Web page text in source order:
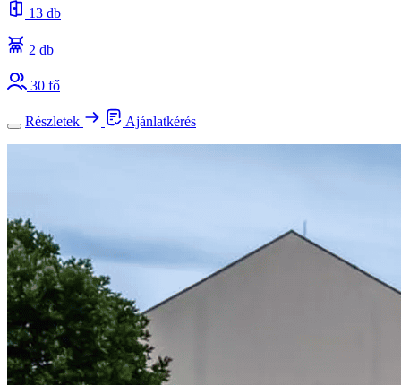
13 db
2 db
30 fő
Részletek Ajánlatkérés